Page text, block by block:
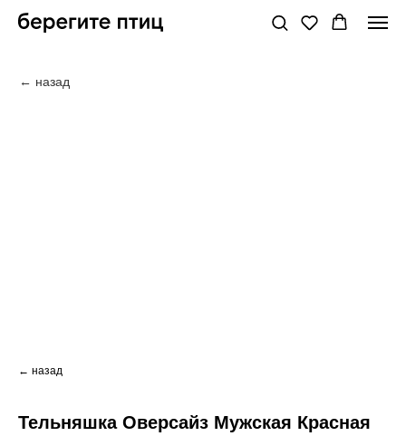
← назад
← назад
Тельняшка Оверсайз Мужская Красная